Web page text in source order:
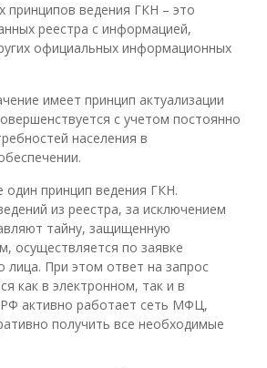
принципов ведения ГКН – это
реестра с информацией,
официальных информационных
имеет принцип актуализации
с учетом постоянно
населения в
принцип ведения ГКН.
из реестра, за исключением
тайну, защищенную
осуществляется по заявке
лица. При этом ответ на запрос
как в электронном, так и в
активно работает сеть МФЦ,
получить все необходимые